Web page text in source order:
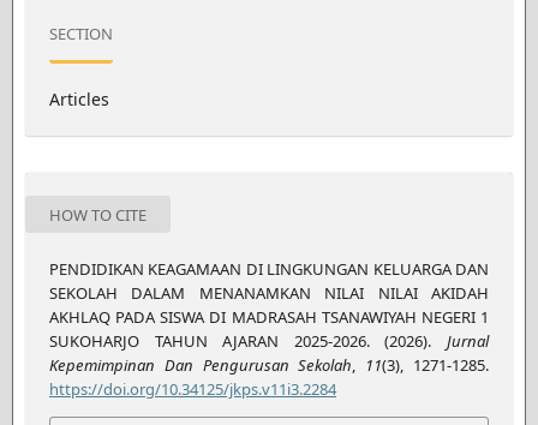
SECTION
Articles
HOW TO CITE
PENDIDIKAN KEAGAMAAN DI LINGKUNGAN KELUARGA DAN
SEKOLAH DALAM MENANAMKAN NILAI NILAI AKIDAH
AKHLAQ PADA SISWA DI MADRASAH TSANAWIYAH NEGERI 1
SUKOHARJO TAHUN AJARAN 2025-2026. (2026).Jurnal
Kepemimpinan Dan Pengurusan Sekolah, 11(3), 1271-1285.
https://doi.org/10.34125/jkps.v11i3.2284